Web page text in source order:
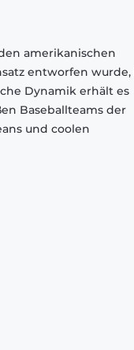
amerikanischen
entworfen wurde,
Dynamik erhält es
Baseballteams der
und coolen